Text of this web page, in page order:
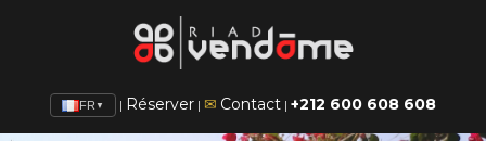
FR ▼ | Réserver | ✉ Contact | +212 600 608 608